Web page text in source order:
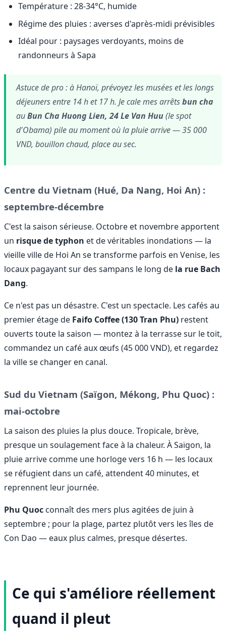
Température : 28-34°C, humide
Régime des pluies : averses d'après-midi prévisibles
Idéal pour : paysages verdoyants, moins de
randonneurs à Sapa
Astuce de pro : à Hanoï, prévoyez les musées et les longs
déjeuners entre 14 h et 17 h. Je cale mes arrêtsbun cha
auBun Cha Huong Lien, 24 Le Van Huu(le spot
d'Obama) pile au moment où la pluie arrive — 35 000
VND, bouillon chaud, place au sec.
Centre du Vietnam (Hué, Da Nang, Hoi An) :
septembre-décembre
C'est la saison sérieuse. Octobre et novembre apportent
un risque de typhon et de véritables inondations — la
vieille ville de Hoi An se transforme parfois en Venise, les
locaux pagayant sur des sampans le long de la rue Bach
Dang.
Ce n'est pas un désastre. C'est un spectacle. Les cafés au
premier étage de Faifo Coffee (130 Tran Phu) restent
ouverts toute la saison — montez à la terrasse sur le toit,
commandez un café aux œufs (45 000 VND), et regardez
la ville se changer en canal.
Sud du Vietnam (Saïgon, Mékong, Phu Quoc) :
mai-octobre
La saison des pluies la plus douce. Tropicale, brève,
presque un soulagement face à la chaleur. À Saïgon, la
pluie arrive comme une horloge vers 16 h — les locaux
se réfugient dans un café, attendent 40 minutes, et
reprennent leur journée.
Phu Quoc connaît des mers plus agitées de juin à
septembre ; pour la plage, partez plutôt vers les îles de
Con Dao — eaux plus calmes, presque désertes.
Ce qui s'améliore réellement
quand il pleut